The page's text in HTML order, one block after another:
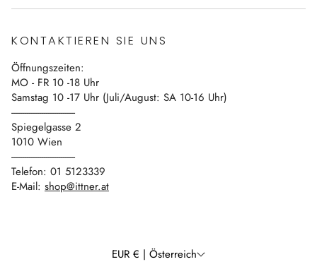
Impressum
Vertrag widerrufen
Blog
Kontakt
KONTAKTIEREN SIE UNS
Öffnungszeiten:
MO - FR 10 -18 Uhr
Samstag 10 -17 Uhr (Juli/August: SA 10-16 Uhr)
------------------------------
Spiegelgasse 2
1010 Wien
------------------------------
Telefon: 01 5123339
E-Mail: shop@ittner.at
EUR € | Österreich